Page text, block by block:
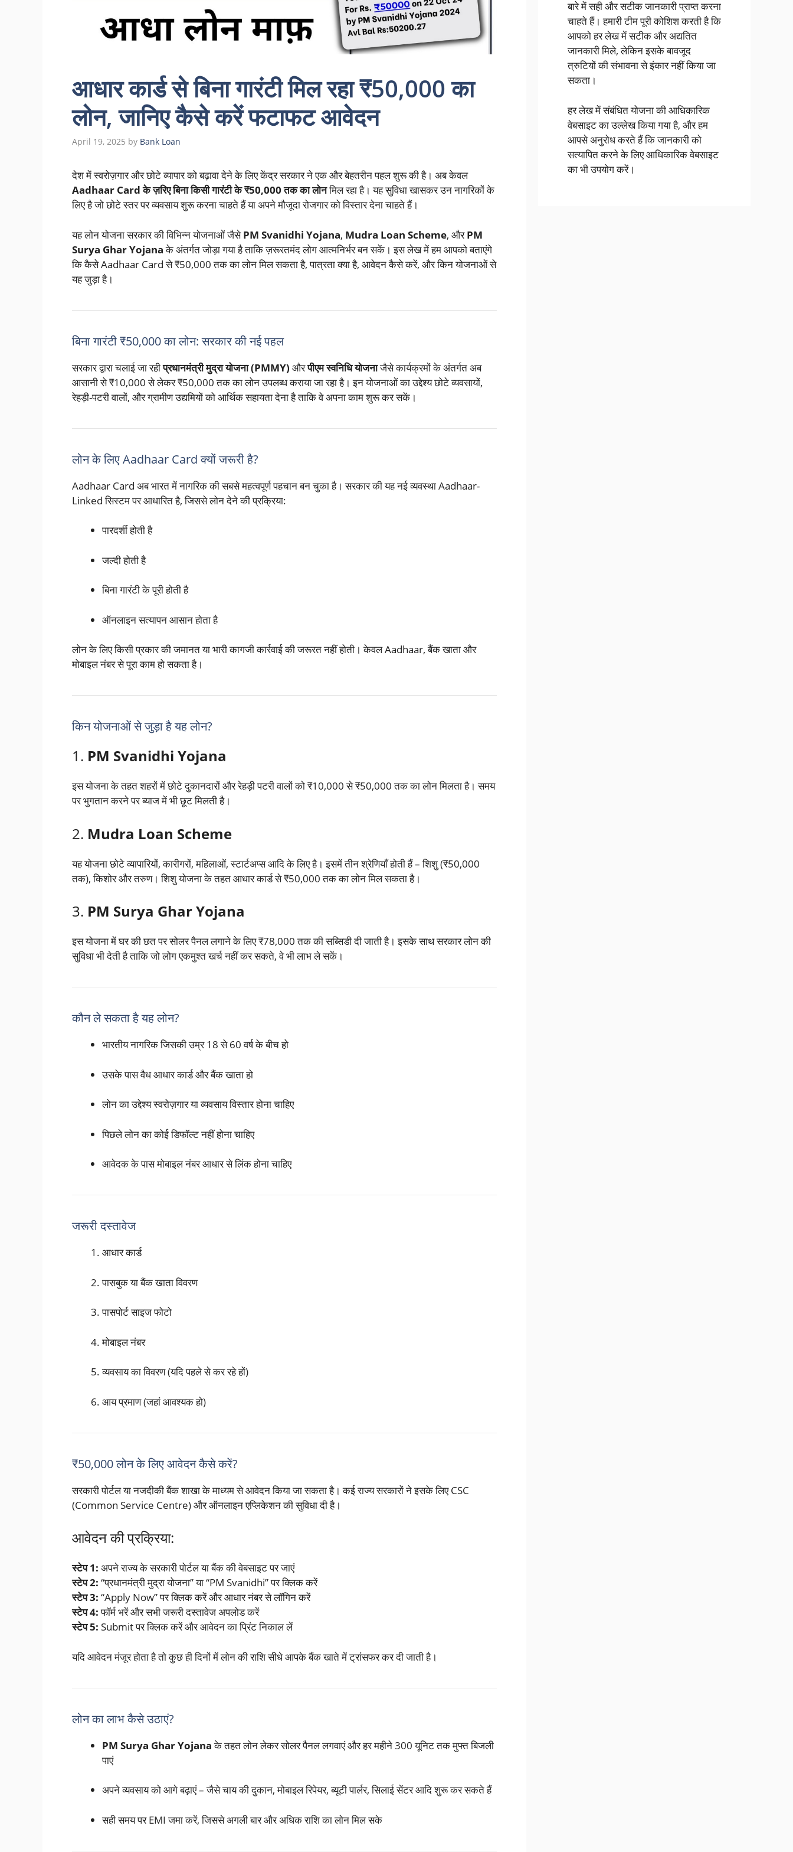
आधार कार्ड से बिना गारंटी मिल रहा ₹50,000 का
लोन, जानिए कैसे करें फटाफट आवेदन
April 19, 2025 by Bank Loan
देश में स्वरोज़गार और छोटे व्यापार को बढ़ावा देने के लिए केंद्र सरकार ने एक और बेहतरीन पहल शुरू की है। अब केवल
Aadhaar Card के ज़रिए बिना किसी गारंटी के ₹50,000 तक का लोनमिल रहा है। यह सुविधा खासकर उन नागरिकों के
लिए है जो छोटे स्तर पर व्यवसाय शुरू करना चाहते हैं या अपने मौजूदा रोजगार को विस्तार देना चाहते हैं।
यह लोन योजना सरकार की विभिन्न योजनाओं जैसेPM Svanidhi Yojana, Mudra Loan Scheme, औरPM
Surya Ghar Yojanaके अंतर्गत जोड़ा गया है ताकि ज़रूरतमंद लोग आत्मनिर्भर बन सकें। इस लेख में हम आपको बताएंगे
कि कैसे Aadhaar Card से ₹50,000 तक का लोन मिल सकता है, पात्रता क्या है, आवेदन कैसे करें, और किन योजनाओं से
यह जुड़ा है।
बिना गारंटी ₹50,000 का लोन: सरकार की नई पहल
सरकार द्वारा चलाई जा रहीप्रधानमंत्री मुद्रा योजना (PMMY) औरपीएम स्वनिधि योजनाजैसे कार्यक्रमों के अंतर्गत अब
आसानी से ₹10,000 से लेकर ₹50,000 तक का लोन उपलब्ध कराया जा रहा है। इन योजनाओं का उद्देश्य छोटे व्यवसायों,
रेहड़ी-पटरी वालों, और ग्रामीण उद्यमियों को आर्थिक सहायता देना है ताकि वे अपना काम शुरू कर सकें।
लोन के लिए Aadhaar Card क्यों जरूरी है?
Aadhaar Card अब भारत में नागरिक की सबसे महत्वपूर्ण पहचान बन चुका है। सरकार की यह नई व्यवस्था Aadhaar-
Linked सिस्टम पर आधारित है, जिससे लोन देने की प्रक्रिया:
पारदर्शी होती है
जल्दी होती है
बिना गारंटी के पूरी होती है
ऑनलाइन सत्यापन आसान होता है
लोन के लिए किसी प्रकार की जमानत या भारी कागजी कार्रवाई की जरूरत नहीं होती। केवल Aadhaar, बैंक खाता और
मोबाइल नंबर से पूरा काम हो सकता है।
किन योजनाओं से जुड़ा है यह लोन?
1. PM Svanidhi Yojana
इस योजना के तहत शहरों में छोटे दुकानदारों और रेहड़ी पटरी वालों को ₹10,000 से ₹50,000 तक का लोन मिलता है। समय
पर भुगतान करने पर ब्याज में भी छूट मिलती है।
2. Mudra Loan Scheme
यह योजना छोटे व्यापारियों, कारीगरों, महिलाओं, स्टार्टअप्स आदि के लिए है। इसमें तीन श्रेणियाँ होती हैं – शिशु (₹50,000
तक), किशोर और तरुण। शिशु योजना के तहत आधार कार्ड से ₹50,000 तक का लोन मिल सकता है।
3. PM Surya Ghar Yojana
इस योजना में घर की छत पर सोलर पैनल लगाने के लिए ₹78,000 तक की सब्सिडी दी जाती है। इसके साथ सरकार लोन की
सुविधा भी देती है ताकि जो लोग एकमुश्त खर्च नहीं कर सकते, वे भी लाभ ले सकें।
कौन ले सकता है यह लोन?
भारतीय नागरिक जिसकी उम्र 18 से 60 वर्ष के बीच हो
उसके पास वैध आधार कार्ड और बैंक खाता हो
लोन का उद्देश्य स्वरोज़गार या व्यवसाय विस्तार होना चाहिए
पिछले लोन का कोई डिफॉल्ट नहीं होना चाहिए
आवेदक के पास मोबाइल नंबर आधार से लिंक होना चाहिए
जरूरी दस्तावेज
आधार कार्ड
पासबुक या बैंक खाता विवरण
पासपोर्ट साइज फोटो
मोबाइल नंबर
व्यवसाय का विवरण (यदि पहले से कर रहे हों)
आय प्रमाण (जहां आवश्यक हो)
₹50,000 लोन के लिए आवेदन कैसे करें?
सरकारी पोर्टल या नजदीकी बैंक शाखा के माध्यम से आवेदन किया जा सकता है। कई राज्य सरकारों ने इसके लिए CSC
(Common Service Centre) और ऑनलाइन एप्लिकेशन की सुविधा दी है।
आवेदन की प्रक्रिया:
स्टेप 1: अपने राज्य के सरकारी पोर्टल या बैंक की वेबसाइट पर जाएं
स्टेप 2: “प्रधानमंत्री मुद्रा योजना” या “PM Svanidhi” पर क्लिक करें
स्टेप 3: “Apply Now” पर क्लिक करें और आधार नंबर से लॉगिन करें
स्टेप 4:फॉर्म भरें और सभी जरूरी दस्तावेज अपलोड करें
स्टेप 5: Submit पर क्लिक करें और आवेदन का प्रिंट निकाल लें
यदि आवेदन मंजूर होता है तो कुछ ही दिनों में लोन की राशि सीधे आपके बैंक खाते में ट्रांसफर कर दी जाती है।
लोन का लाभ कैसे उठाएं?
PM Surya Ghar Yojanaके तहत लोन लेकर सोलर पैनल लगवाएं और हर महीने 300 यूनिट तक मुफ्त बिजली
पाएं
अपने व्यवसाय को आगे बढ़ाएं – जैसे चाय की दुकान, मोबाइल रिपेयर, ब्यूटी पार्लर, सिलाई सेंटर आदि शुरू कर सकते हैं
सही समय पर EMI जमा करें, जिससे अगली बार और अधिक राशि का लोन मिल सके
बारे में सही और सटीक जानकारी प्राप्त करना
चाहते हैं। हमारी टीम पूरी कोशिश करती है कि
आपको हर लेख में सटीक और अद्यतित
जानकारी मिले, लेकिन इसके बावजूद
त्रुटियों की संभावना से इंकार नहीं किया जा
सकता।
हर लेख में संबंधित योजना की आधिकारिक
वेबसाइट का उल्लेख किया गया है, और हम
आपसे अनुरोध करते हैं कि जानकारी को
सत्यापित करने के लिए आधिकारिक वेबसाइट
का भी उपयोग करें।